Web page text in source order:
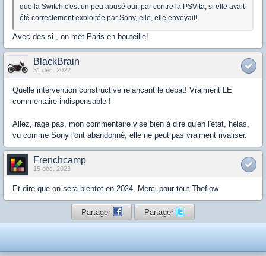
que la Switch c'est un peu abusé oui, par contre la PSVita, si elle avait
été correctement exploitée par Sony, elle, elle envoyait!
Avec des si , on met Paris en bouteille!
BlackBrain
31 déc. 2022
Quelle intervention constructive relançant le débat! Vraiment LE
commentaire indispensable !
Allez, rage pas, mon commentaire vise bien à dire qu'en l'état, hélas,
vu comme Sony l'ont abandonné, elle ne peut pas vraiment rivaliser.
Frenchcamp
15 déc. 2023
Et dire que on sera bientot en 2024, Merci pour tout Theflow
Partager Partager